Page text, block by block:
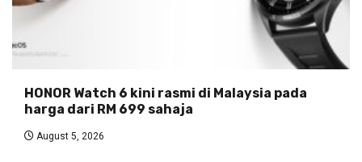
HONOR Watch 6 kini rasmi di Malaysia pada
harga dari RM 699 sahaja
August 5, 2026